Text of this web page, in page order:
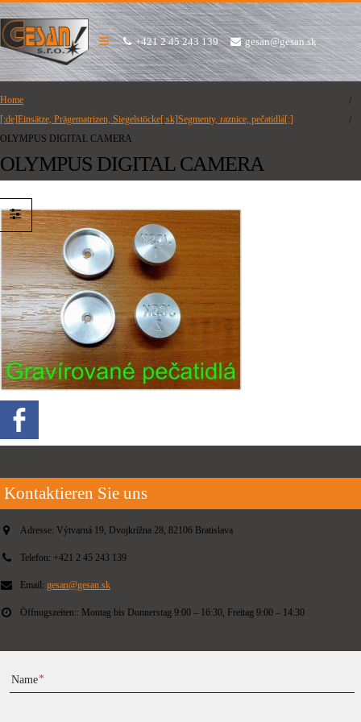
+421 2 45 243 139 gesan@gesan.sk
Home
[:de]Einsätze, Prägematrizen, Siegelstöcke[:sk]Segmenty, raznice, pečatidlá[:]
OLYMPUS DIGITAL CAMERA
OLYMPUS DIGITAL CAMERA
Kontaktieren Sie uns
Adresse: Výtvarná 19, Dvojkrížna 28, 82106 Bratislava
Telefon: +421 2 45 243 139
Email: gesan@gesan.sk
Öffnugszeiten:: Montag bis Donnerstag 9:00 – 16:30, Freitag 9:00 – 14:30
Name